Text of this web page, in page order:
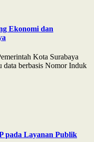
Ekonomi dan
Kota Surabaya
data berbasis Nomor Induk
pada Layanan Publik